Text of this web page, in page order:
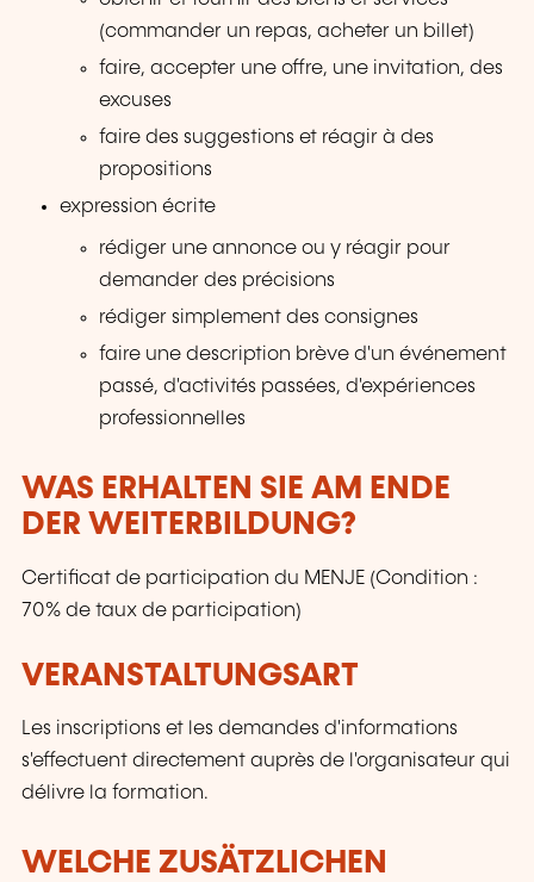
(commander un repas, acheter un billet)
faire, accepter une offre, une invitation, des
excuses
faire des suggestions et réagir à des
propositions
expression écrite
rédiger une annonce ou y réagir pour
demander des précisions
rédiger simplement des consignes
faire une description brève d'un événement
passé, d'activités passées, d'expériences
professionnelles
WAS ERHALTEN SIE AM ENDE
DER WEITERBILDUNG?
Certificat de participation du MENJE (Condition :
70% de taux de participation)
VERANSTALTUNGSART
Les inscriptions et les demandes d'informations
s'effectuent directement auprès de l'organisateur qui
délivre la formation.
WELCHE ZUSÄTZLICHEN